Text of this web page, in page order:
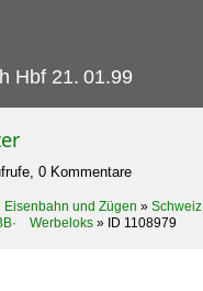
Hbf 21. 01.99
0 Kommentare
Eisenbahn und Zügen » Schweiz
Werbeloks » ID 1108979